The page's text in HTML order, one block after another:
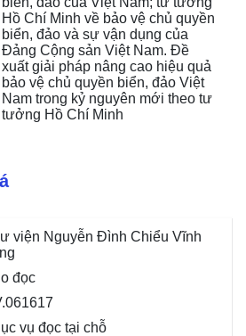
Hồ Chí Minh về bảo vệ chủ quyền
biển, đảo và sự vận dụng của
Đảng Cộng sản Việt Nam. Đề
xuất giải pháp nâng cao hiệu quả
bảo vệ chủ quyền biển, đảo Việt
Nam trong kỷ nguyên mới theo tư
tưởng Hồ Chí Minh
viện Nguyễn Đình Chiểu Vĩnh
đọc
vụ đọc tại chỗ